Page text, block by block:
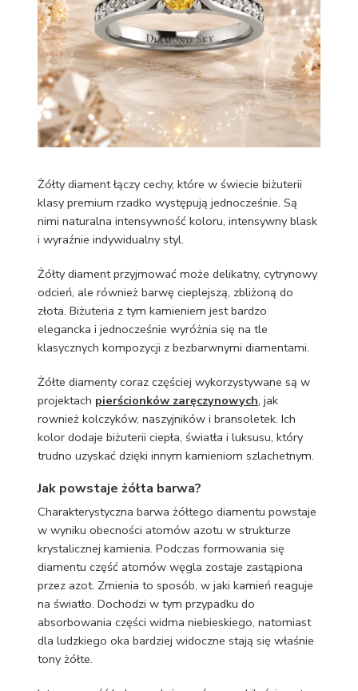
Żółty diament łączy cechy, które w świecie biżuterii
klasy premium rzadko występują jednocześnie. Są
nimi naturalna intensywność koloru, intensywny blask
i wyraźnie indywidualny styl.
Żółty diament przyjmować może delikatny, cytrynowy
odcień, ale również barwę cieplejszą, zbliżoną do
złota. Biżuteria z tym kamieniem jest bardzo
elegancka i jednocześnie wyróżnia się na tle
klasycznych kompozycji z bezbarwnymi diamentami.
Żółte diamenty coraz częściej wykorzystywane są w
projektach pierścionków zaręczynowych, jak
rownież kolczyków, naszyjników i bransoletek. Ich
kolor dodaje biżuterii ciepła, światła i luksusu, który
trudno uzyskać dzięki innym kamieniom szlachetnym.
Jak powstaje żółta barwa?
Charakterystyczna barwa żółtego diamentu powstaje
w wyniku obecności atomów azotu w strukturze
krystalicznej kamienia. Podczas formowania się
diamentu część atomów węgla zostaje zastąpiona
przez azot. Zmienia to sposób, w jaki kamień reaguje
na światło. Dochodzi w tym przypadku do
absorbowania części widma niebieskiego, natomiast
dla ludzkiego oka bardziej widoczne stają się właśnie
tony żółte.